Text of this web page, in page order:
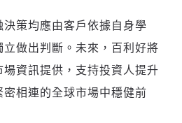
策均應由客戶依據自身學
做出判斷。未來，百利好將
資訊提供，支持投資人提升
相連的全球市場中穩健前